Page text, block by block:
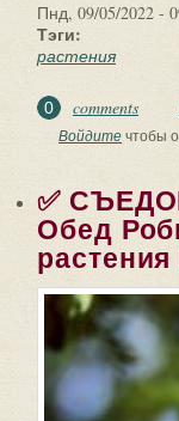
Пнд, 09/05/2022 -
Тэги:
растения
0 comments
Войдитечтобы
✅
Обед